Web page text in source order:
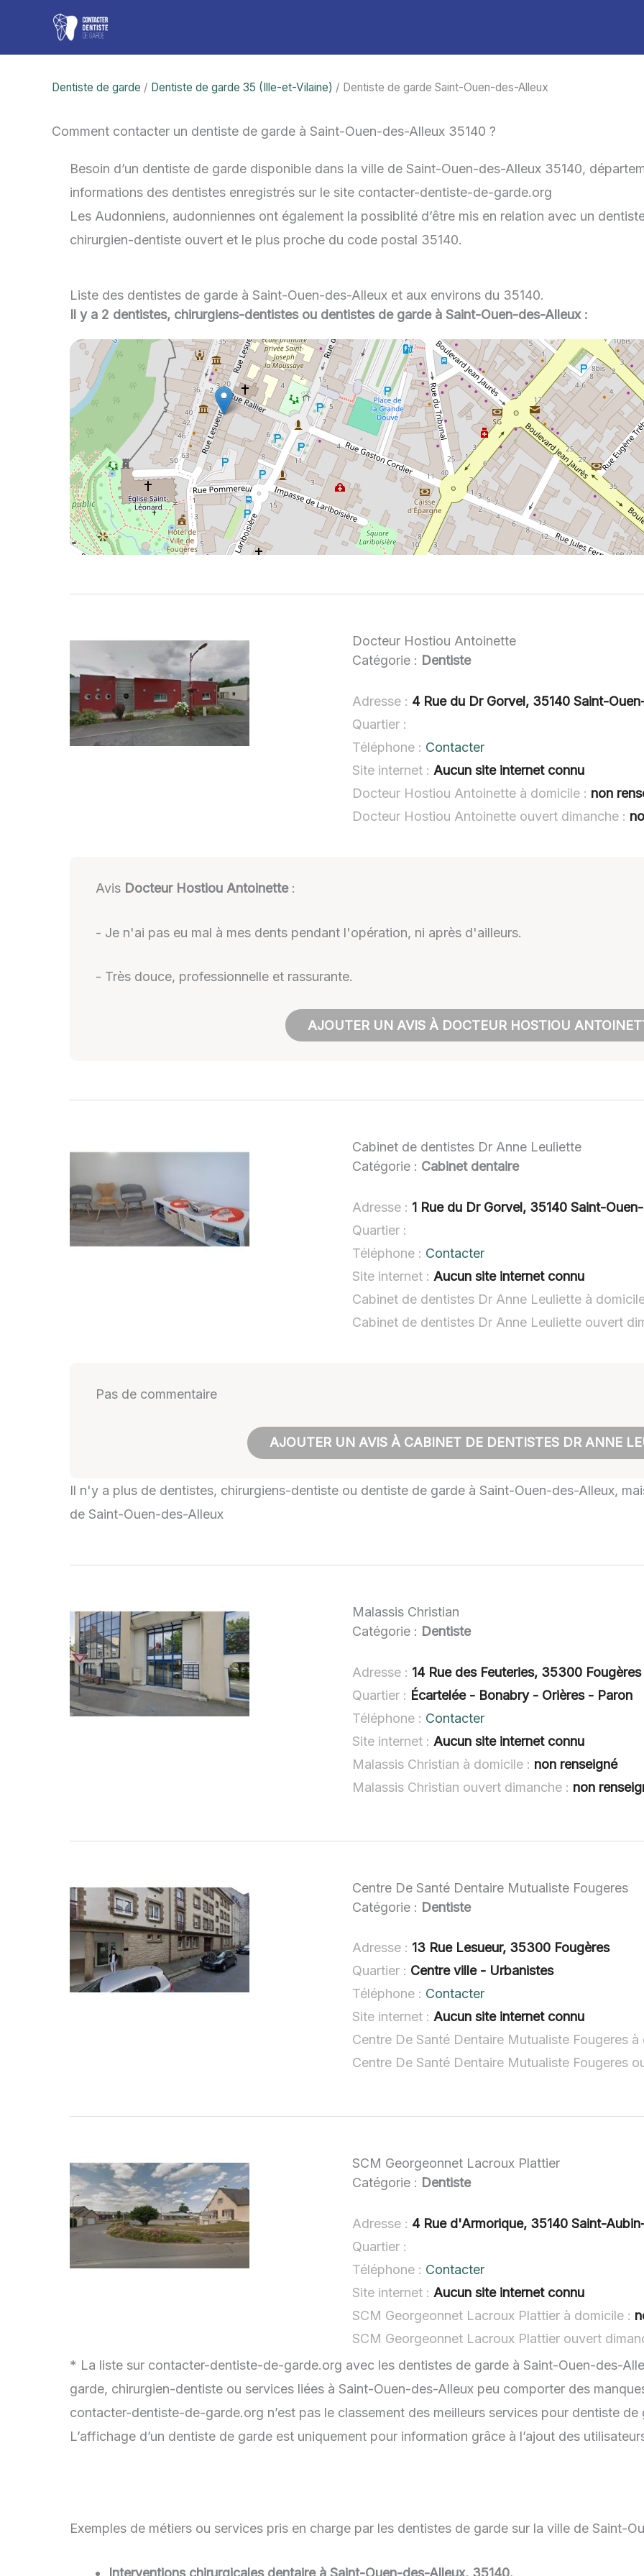
contenu
Dentiste de garde / Dentiste de garde 35 (Ille-et-Vilaine) / Dentiste de garde Saint-Ouen-des-Alleux
Comment contacter un dentiste de garde à Saint-Ouen-des-Alleux 35140 ?
Besoin d’un dentiste de garde disponible dans la ville de Saint-Ouen-des-Alleux 35140,
informations des dentistes enregistrés sur le site contacter-dentiste-de-garde.org
Les Audonniens, audonniennes ont également la possiblité d’être mis en relation avec un
chirurgien-dentiste ouvert et le plus proche du code postal 35140.
Liste des dentistes de garde à Saint-Ouen-des-Alleux et aux environs du 35140.
Il y a 2 dentistes, chirurgiens-dentistes ou dentistes de garde à Saint-Ouen-des-Alleux :
Docteur Hostiou Antoinette
Catégorie : Dentiste
Adresse : 4 Rue du Dr Gorvel, 35140 Saint-
Quartier :
Téléphone : Contacter
Site internet : Aucun site internet connu
Docteur Hostiou Antoinette à domicile : non
Docteur Hostiou Antoinette ouvert dimanche :
Avis Docteur Hostiou Antoinette:
- Je n'ai pas eu mal à mes dents pendant l'opération, ni après d'ailleurs.
- Très douce, professionnelle et rassurante.
AJOUTER UN AVIS À DOCTEUR HOSTIOU
Cabinet de dentistes Dr Anne Leuliette
Catégorie : Cabinet dentaire
Adresse : 1 Rue du Dr Gorvel, 35140 Saint-
Quartier :
Téléphone : Contacter
Site internet : Aucun site internet connu
Cabinet de dentistes Dr Anne Leuliette à
Cabinet de dentistes Dr Anne Leuliette ouvert
Pas de commentaire
AJOUTER UN AVIS À CABINET DE DENTISTES DR ANNE
Il n'y a plus de dentistes, chirurgiens-dentiste ou dentiste de garde à Saint-Ouen-des-Alleux,
de Saint-Ouen-des-Alleux
Malassis Christian
Catégorie : Dentiste
Adresse : 14 Rue des Feuteries, 35300 Fougères
Quartier : Écartelée - Bonabry - Orières - Paron
Téléphone : Contacter
Site internet : Aucun site internet connu
Malassis Christian à domicile : non renseigné
Malassis Christian ouvert dimanche : non
Centre De Santé Dentaire Mutualiste Fougeres
Catégorie : Dentiste
Adresse : 13 Rue Lesueur, 35300 Fougères
Quartier : Centre ville - Urbanistes
Téléphone : Contacter
Site internet :Aucun site internet connu
Centre De Santé Dentaire Mutualiste Fougeres
Centre De Santé Dentaire Mutualiste Fougeres
SCM Georgeonnet Lacroux Plattier
Catégorie : Dentiste
Adresse : 4 Rue d'Armorique, 35140 Saint-
Quartier :
Téléphone : Contacter
Site internet : Aucun site internet connu
SCM Georgeonnet Lacroux Plattier à domicile :
SCM Georgeonnet Lacroux Plattier ouvert
* La liste sur contacter-dentiste-de-garde.org avec les dentistes de garde à Saint-Ouen-des-
garde, chirurgien-dentiste ou services liées à Saint-Ouen-des-Alleux peu comporter des
contacter-dentiste-de-garde.org n’est pas le classement des meilleurs services pour dentiste
L’affichage d’un dentiste de garde est uniquement pour information grâce à l’ajout des
Exemples de métiers ou services pris en charge par les dentistes de garde sur la ville de Saint-
Interventions chirurgicales dentaire à Saint-Ouen-des-Alleux, 35140.